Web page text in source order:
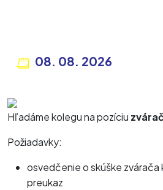
08. 08. 2026
Hľadáme kolegu na pozíciu
Požiadavky:
osvedčenie o skúške zvárača
preukaz